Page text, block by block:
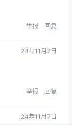
举报 回复
24年11月7日
举报 回复
24年11月7日